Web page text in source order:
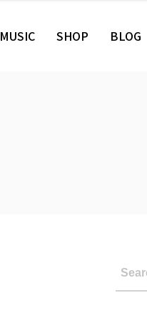
MUSIC SHOP BLOG